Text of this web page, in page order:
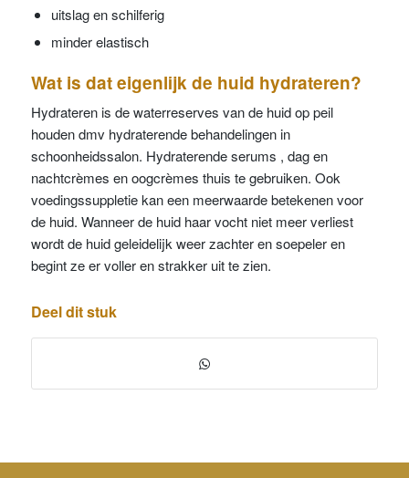
uitslag en schilferig
minder elastisch
Wat is dat eigenlijk de huid hydrateren?
Hydrateren is de waterreserves van de huid op peil
houden dmv hydraterende behandelingen in
schoonheidssalon. Hydraterende serums , dag en
nachtcrèmes en oogcrèmes thuis te gebruiken. Ook
voedingssuppletie kan een meerwaarde betekenen voor
de huid. Wanneer de huid haar vocht niet meer verliest
wordt de huid geleidelijk weer zachter en soepeler en
begint ze er voller en strakker uit te zien.
Deel dit stuk